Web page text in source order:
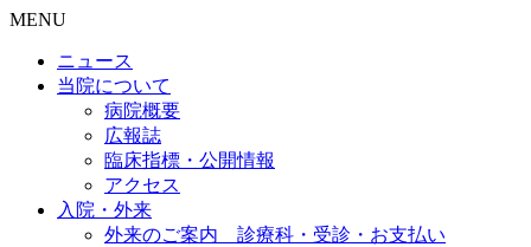
MENU
ニュース
当院について
病院概要
広報誌
臨床指標・公開情報
アクセス
入院・外来
外来のご案内 診療科・受診・お支払い